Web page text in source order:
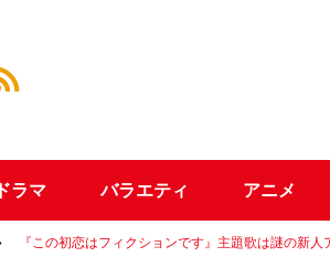
ドラマ バラエティ アニメ
『この初恋はフィクションです』主題歌は謎の新